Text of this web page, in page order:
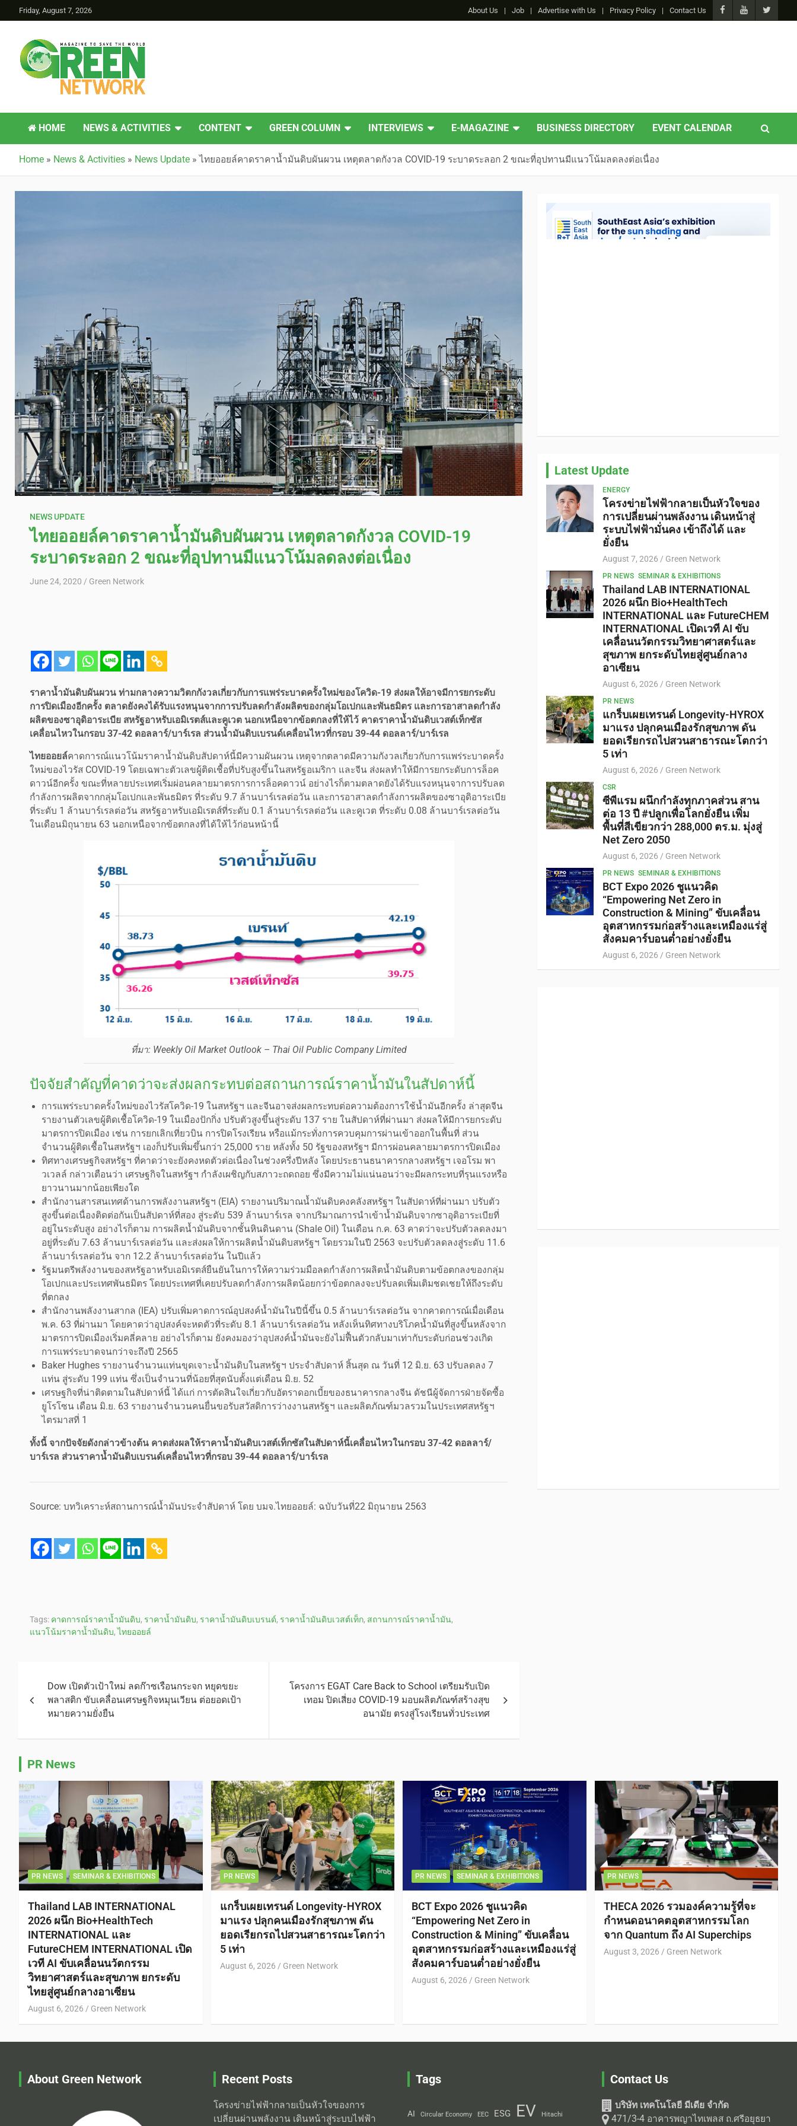
Friday, August 7, 2026 About Us Job Advertise with Us Privacy Policy Contact Us
Green Network
HOME NEWS & ACTIVITIES CONTENT GREEN COLUMN INTERVIEWS E-MAGAZINE BUSINESS DIRECTORY EVENT CALENDAR
Home » News & Activities » News Update »ไทยออยล์คาดราคาน้ำมันดิบผันผวน เหตุตลาดกังวล COVID-19 ระบาดระลอก 2 ขณะที่อุปทานมีแนวโน้มลดลงต่อเนื่อง
NEWS UPDATE
ไทยออยล์คาดราคาน้ำมันดิบผันผวน เหตุตลาดกังวล COVID-19
ระบาดระลอก 2 ขณะที่อุปทานมีแนวโน้มลดลงต่อเนื่อง
June 24, 2020 Green Network
ราคาน้ำมันดิบผันผวน ท่ามกลางความวิตกกังวลเกี่ยวกับการแพร่ระบาดครั้งใหม่ของโควิด-19 ส่งผลให้อาจมีการยกระดับ
การปิดเมืองอีกครั้ง ตลาดยังคงได้รับแรงหนุนจากการปรับลดกำลังผลิตของกลุ่มโอเปกและพันธมิตร และการอาสาลดกำลัง
ผลิตของซาอุดิอาระเบีย สหรัฐอาหรับเอมิเรตส์และคูเวต นอกเหนือจากข้อตกลงที่ให้ไว้ คาดราคาน้ำมันดิบเวสต์เท็กซัส
เคลื่อนไหวในกรอบ 37-42 ดอลลาร์/บาร์เรล ส่วนน้ำมันดิบเบรนด์เคลื่อนไหวที่กรอบ 39-44 ดอลลาร์/บาร์เรล
ไทยออยล์คาดการณ์แนวโน้มราคาน้ำมันดิบสัปดาห์นี้มีความผันผวน เหตุจากตลาดมีความกังวลเกี่ยวกับการแพร่ระบาดครั้ง
ใหม่ของไวรัส COVID-19 โดยเฉพาะตัวเลขผู้ติดเชื้อที่ปรับสูงขึ้นในสหรัฐอเมริกา และจีน ส่งผลทำให้มีการยกระดับการล็อค
ดาวน์อีกครั้ง ขณะที่หลายประเทศเริ่มผ่อนคลายมาตรการการล็อคดาวน์ อย่างไรก็ตามตลาดยังได้รับแรงหนุนจาการปรับลด
กำลังการผลิตจากกลุ่มโอเปกและพันธมิตร ที่ระดับ 9.7 ล้านบาร์เรลต่อวัน และการอาสาลดกำลังการผลิตของซาอุดิอาระเบีย
ที่ระดับ 1 ล้านบาร์เรลต่อวัน สหรัฐอาหรับเอมิเรตส์ที่ระดับ 0.1 ล้านบาร์เรลต่อวัน และคูเวต ที่ระดับ 0.08 ล้านบาร์เรลต่อวัน
ในเดือนมิถุนายน 63 นอกเหนือจากข้อตกลงที่ได้ให้ไว้ก่อนหน้านี้
ที่มา: Weekly Oil Market Outlook – Thai Oil Public Company Limited
ปัจจัยสำคัญที่คาดว่าจะส่งผลกระทบต่อสถานการณ์ราคาน้ำมันในสัปดาห์นี้
การแพร่ระบาดครั้งใหม่ของไวรัสโควิด-19 ในสหรัฐฯ และจีนอาจส่งผลกระทบต่อความต้องการใช้น้ำมันอีกครั้ง ล่าสุดจีน
รายงานตัวเลขผู้ติดเชื้อโควิด-19 ในเมืองปักกิ่ง ปรับตัวสูงขึ้นสู่ระดับ 137 ราย ในสัปดาห์ที่ผ่านมา ส่งผลให้มีการยกระดับ
มาตรการปิดเมือง เช่น การยกเลิกเที่ยวบิน การปิดโรงเรียน หรือแม้กระทั่งการควบคุมการผ่านเข้าออกในพื้นที่ ส่วน
จำนวนผู้ติดเชื้อในสหรัฐฯ เองก็ปรับเพิ่มขึ้นกว่า 25,000 ราย หลังทั้ง 50 รัฐของสหรัฐฯ มีการผ่อนคลายมาตรการปิดเมือง
ทิศทางเศรษฐกิจสหรัฐฯ ที่คาดว่าจะยังคงหดตัวต่อเนื่องในช่วงครึ่งปีหลัง โดยประธานธนาคารกลางสหรัฐฯ เจอโรม พา
วเวลล์ กล่าวเตือนว่า เศรษฐกิจในสหรัฐฯ กำลังเผชิญกับสภาวะถดถอย ซึ่งมีความไม่แน่นอนว่าจะมีผลกระทบที่รุนแรงหรือ
ยาวนานมากน้อยเพียงใด
สำนักงานสารสนเทศด้านการพลังงานสหรัฐฯ (EIA) รายงานปริมาณน้ำมันดิบคงคลังสหรัฐฯ ในสัปดาห์ที่ผ่านมา ปรับตัว
สูงขึ้นต่อเนื่องติดต่อกันเป็นสัปดาห์ที่สอง สู่ระดับ 539 ล้านบาร์เรล จากปริมาณการนำเข้าน้ำมันดิบจากซาอุดิอาระเบียที่
อยู่ในระดับสูง อย่างไรก็ตาม การผลิตน้ำมันดิบจากชั้นหินดินดาน (Shale Oil) ในเดือน ก.ค. 63 คาดว่าจะปรับตัวลดลงมา
อยู่ที่ระดับ 7.63 ล้านบาร์เรลต่อวัน และส่งผลให้การผลิตน้ำมันดิบสหรัฐฯ โดยรวมในปี 2563 จะปรับตัวลดลงสู่ระดับ 11.6
ล้านบาร์เรลต่อวัน จาก 12.2 ล้านบาร์เรลต่อวัน ในปีแล้ว
รัฐมนตรีพลังงานของสหรัฐอาหรับเอมิเรตส์ยืนยันในการให้ความร่วมมือลดกำลังการผลิตน้ำมันดิบตามข้อตกลงของกลุ่ม
โอเปกและประเทศพันธมิตร โดยประเทศที่เคยปรับลดกำลังการผลิตน้อยกว่าข้อตกลงจะปรับลดเพิ่มเติมชดเชยให้ถึงระดับ
ที่ตกลง
สำนักงานพลังงานสากล (IEA) ปรับเพิ่มคาดการณ์อุปสงค์น้ำมันในปีนี้ขึ้น 0.5 ล้านบาร์เรลต่อวัน จากคาดการณ์เมื่อเดือน
พ.ค. 63 ที่ผ่านมา โดยคาดว่าอุปสงค์จะหดตัวที่ระดับ 8.1 ล้านบาร์เรลต่อวัน หลังเห็นทิศทางบริโภคน้ำมันที่สูงขึ้นหลังจาก
มาตรการปิดเมืองเริ่มคลี่คลาย อย่างไรก็ตาม ยังคงมองว่าอุปสงค์น้ำมันจะยังไม่ฟื้นตัวกลับมาเท่ากับระดับก่อนช่วงเกิด
การแพร่ระบาดจนกว่าจะถึงปี 2565
Baker Hughes รายงานจำนวนแท่นขุดเจาะน้ำมันดิบในสหรัฐฯ ประจำสัปดาห์ สิ้นสุด ณ วันที่ 12 มิ.ย. 63 ปรับลดลง 7
แท่น สู่ระดับ 199 แท่น ซึ่งเป็นจำนวนที่น้อยที่สุดนับตั้งแต่เดือน มิ.ย. 52
เศรษฐกิจที่น่าติดตามในสัปดาห์นี้ ได้แก่ การตัดสินใจเกี่ยวกับอัตราดอกเบี้ยของธนาคารกลางจีน ดัชนีผู้จัดการฝ่ายจัดซื้อ
ยูโรโซน เดือน มิ.ย. 63 รายงานจำนวนคนยื่นขอรับสวัสดิการว่างงานสหรัฐฯ และผลิตภัณฑ์มวลรวมในประเทศสหรัฐฯ
ไตรมาสที่ 1
ทั้งนี้ จากปัจจัยดังกล่าวข้างต้น คาดส่งผลให้ราคาน้ำมันดิบเวสต์เท็กซัสในสัปดาห์นี้เคลื่อนไหวในกรอบ 37-42 ดอลลาร์/
บาร์เรล ส่วนราคาน้ำมันดิบเบรนด์เคลื่อนไหวที่กรอบ 39-44 ดอลลาร์/บาร์เรล
Source: บทวิเคราะห์สถานการณ์น้ำมันประจำสัปดาห์ โดย บมจ.ไทยออยล์: ฉบับวันที่22 มิถุนายน 2563
Tags: คาดการณ์ราคาน้ำมันดิบ, ราคาน้ำมันดิบ, ราคาน้ำมันดิบเบรนด์, ราคาน้ำมันดิบเวสต์เท็ก, สถานการณ์ราคาน้ำมัน,
แนวโน้มราคาน้ำมันดิบ,ไทยออยล์
Dow เปิดตัวเป้าใหม่ ลดก๊าซเรือนกระจก หยุดขยะ
พลาสติก ขับเคลื่อนเศรษฐกิจหมุนเวียน ต่อยอดเป้า
หมายความยั่งยืน
โครงการ EGAT Care Back to School เตรียมรับเปิด
เทอม ปิดเสี่ยง COVID-19 มอบผลิตภัณฑ์สร้างสุข
อนามัย ตรงสู่โรงเรียนทั่วประเทศ
Latest Update
ENERGY
โครงข่ายไฟฟ้ากลายเป็นหัวใจของ
การเปลี่ยนผ่านพลังงาน เดินหน้าสู่
ระบบไฟฟ้ามั่นคง เข้าถึงได้ และ
ยั่งยืน
August 7, 2026 Green Network
PR NEWS SEMINAR & EXHIBITIONS
Thailand LAB INTERNATIONAL
2026 ผนึก Bio+HealthTech
INTERNATIONAL และ FutureCHEM
INTERNATIONAL เปิดเวที AI ขับ
เคลื่อนนวัตกรรมวิทยาศาสตร์และ
สุขภาพ ยกระดับไทยสู่ศูนย์กลาง
อาเซียน
August 6, 2026 Green Network
PR NEWS
แกร็บเผยเทรนด์ Longevity-HYROX
มาแรง ปลุกคนเมืองรักสุขภาพ ดัน
ยอดเรียกรถไปสวนสาธารณะโตกว่า
5 เท่า
August 6, 2026 Green Network
CSR
ซีพีแรม ผนึกกำลังทุกภาคส่วน สาน
ต่อ 13 ปี #ปลูกเพื่อโลกยั่งยืน เพิ่ม
พื้นที่สีเขียวกว่า 288,000 ตร.ม. มุ่งสู่
Net Zero 2050
August 6, 2026 Green Network
PR NEWS SEMINAR & EXHIBITIONS
BCT Expo 2026 ชูแนวคิด
“Empowering Net Zero in
Construction & Mining” ขับเคลื่อน
อุตสาหกรรมก่อสร้างและเหมืองแร่สู่
สังคมคาร์บอนต่ำอย่างยั่งยืน
August 6, 2026 Green Network
PR News
PR NEWS SEMINAR & EXHIBITIONS
Thailand LAB INTERNATIONAL
2026 ผนึก Bio+HealthTech
INTERNATIONAL และ
FutureCHEM INTERNATIONAL เปิด
เวที AI ขับเคลื่อนนวัตกรรม
วิทยาศาสตร์และสุขภาพ ยกระดับ
ไทยสู่ศูนย์กลางอาเซียน
August 6, 2026 Green Network
PR NEWS
แกร็บเผยเทรนด์ Longevity-HYROX
มาแรง ปลุกคนเมืองรักสุขภาพ ดัน
ยอดเรียกรถไปสวนสาธารณะโตกว่า
5 เท่า
August 6, 2026 Green Network
PR NEWS SEMINAR & EXHIBITIONS
BCT Expo 2026 ชูแนวคิด
“Empowering Net Zero in
Construction & Mining” ขับเคลื่อน
อุตสาหกรรมก่อสร้างและเหมืองแร่สู่
สังคมคาร์บอนต่ำอย่างยั่งยืน
August 6, 2026 Green Network
PR NEWS
THECA 2026 รวมองค์ความรู้ที่จะ
กำหนดอนาคตอุตสาหกรรมโลก
จาก Quantum ถึง AI Superchips
August 3, 2026 Green Network
About Green Network Recent Posts
โครงข่ายไฟฟ้ากลายเป็นหัวใจของการ
เปลี่ยนผ่านพลังงาน เดินหน้าสู่ระบบไฟฟ้า
Tags
AI Circular Economy EEC ESG EV Hitachi
Contact Us
บริษัท เทคโนโลยี มีเดีย จำกัด
471/3-4 อาคารพญาไทเพลส ถ.ศรีอยุธยา